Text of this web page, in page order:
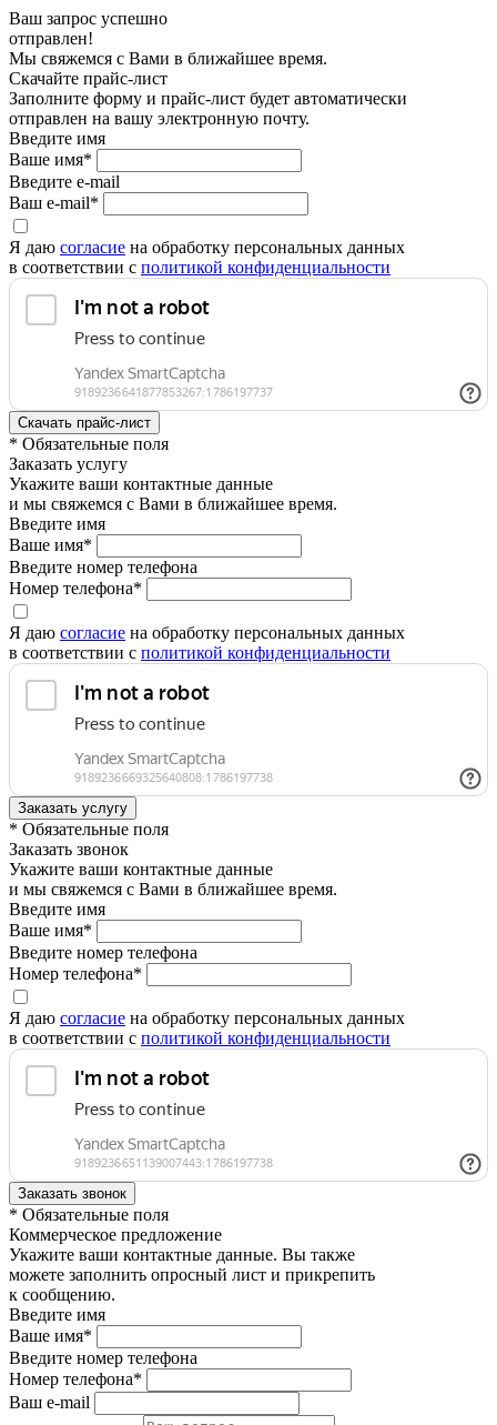
Ваш запрос успешно
отправлен!
Мы свяжемся с Вами в ближайшее время.
Скачайте прайс-лист
Заполните форму и прайс-лист будет автоматически
отправлен на вашу электронную почту.
Введите имя
Ваше имя*
Введите e-mail
Ваш e-mail*
Я даю согласие на обработку персональных данных
в соответствии с политикой конфиденциальности
* Обязательные поля
Заказать услугу
Укажите ваши контактные данные
и мы свяжемся с Вами в ближайшее время.
Введите имя
Ваше имя*
Введите номер телефона
Номер телефона*
Я даю согласие на обработку персональных данных
в соответствии с политикой конфиденциальности
* Обязательные поля
Заказать звонок
Укажите ваши контактные данные
и мы свяжемся с Вами в ближайшее время.
Введите имя
Ваше имя*
Введите номер телефона
Номер телефона*
Я даю согласие на обработку персональных данных
в соответствии с политикой конфиденциальности
* Обязательные поля
Коммерческое предложение
Укажите ваши контактные данные. Вы также
можете заполнить опросный лист и прикрепить
к сообщению.
Введите имя
Ваше имя*
Введите номер телефона
Номер телефона*
Ваш e-mail